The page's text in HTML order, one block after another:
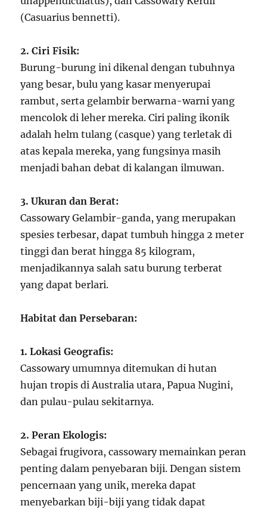
(Casuarius bennetti).
2. Ciri Fisik:
Burung-burung ini dikenal dengan tubuhnya
yang besar, bulu yang kasar menyerupai
rambut, serta gelambir berwarna-warni yang
mencolok di leher mereka. Ciri paling ikonik
adalah helm tulang (casque) yang terletak di
atas kepala mereka, yang fungsinya masih
menjadi bahan debat di kalangan ilmuwan.
3. Ukuran dan Berat:
Cassowary Gelambir-ganda, yang merupakan
spesies terbesar, dapat tumbuh hingga 2 meter
tinggi dan berat hingga 85 kilogram,
menjadikannya salah satu burung terberat
yang dapat berlari.
Habitat dan Persebaran:
1. Lokasi Geografis:
Cassowary umumnya ditemukan di hutan
hujan tropis di Australia utara, Papua Nugini,
dan pulau-pulau sekitarnya.
2. Peran Ekologis:
Sebagai frugivora, cassowary memainkan peran
penting dalam penyebaran biji. Dengan sistem
pencernaan yang unik, mereka dapat
menyebarkan biji-biji yang tidak dapat